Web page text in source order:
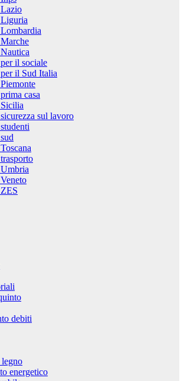
il sociale
il Sud Italia
casa
sul lavoro
debiti
energetico